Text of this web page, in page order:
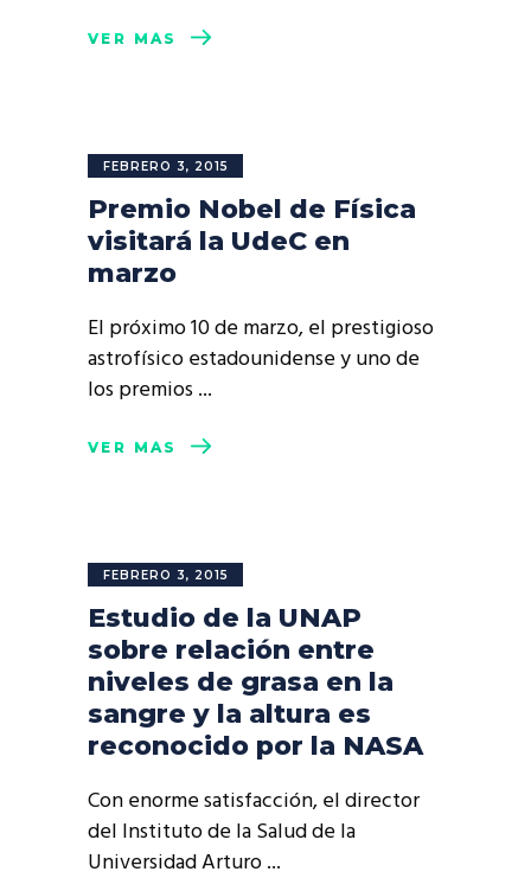
VER MÁS
FEBRERO 3, 2015
Premio Nobel de Física
visitará la UdeC en
marzo
El próximo 10 de marzo, el prestigioso
astrofísico estadounidense y uno de
los premios
VER MÁS
FEBRERO 3, 2015
Estudio de la UNAP
sobre relación entre
niveles de grasa en la
sangre y la altura es
reconocido por la NASA
Con enorme satisfacción, el director
del Instituto de la Salud de la
Universidad Arturo